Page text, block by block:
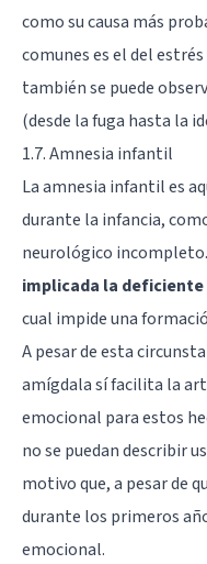
como su causa más
comunes es el del
también se puede
(desde la fuga hasta la
1.7. Amnesia infantil
La amnesia infantil es
durante la infancia,
neurológico incompleto.
implicada la
cual impide una
A pesar de esta
amígdala sí facilita la
emocional para estos
no se puedan describir
motivo que, a pesar de
durante los primeros
emocional.